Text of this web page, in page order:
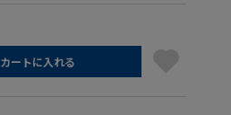
カートに入れる